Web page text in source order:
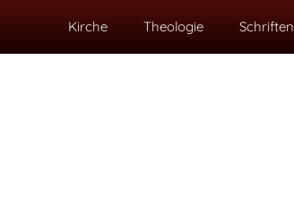
Kirche Theologie Schriften